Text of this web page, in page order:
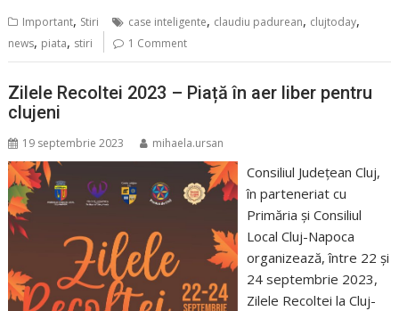
Important, Stiri case inteligente, claudiu padurean, clujtoday,
news, piata, stiri 1 Comment
Zilele Recoltei 2023 – Piață în aer liber pentru
clujeni
19 septembrie 2023 mihaela.ursan
Consiliul Județean Cluj,
în parteneriat cu
Primăria și Consiliul
Local Cluj-Napoca
organizează, între 22 și
24 septembrie 2023,
Zilele Recoltei la Cluj-